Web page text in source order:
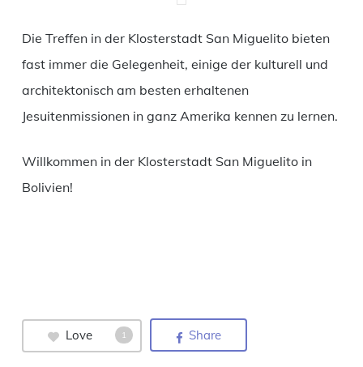
Die Treffen in der Klosterstadt San Miguelito bieten
fast immer die Gelegenheit, einige der kulturell und
architektonisch am besten erhaltenen
Jesuitenmissionen in ganz Amerika kennen zu lernen.
Willkommen in der Klosterstadt San Miguelito in
Bolivien!
Love 1 Share